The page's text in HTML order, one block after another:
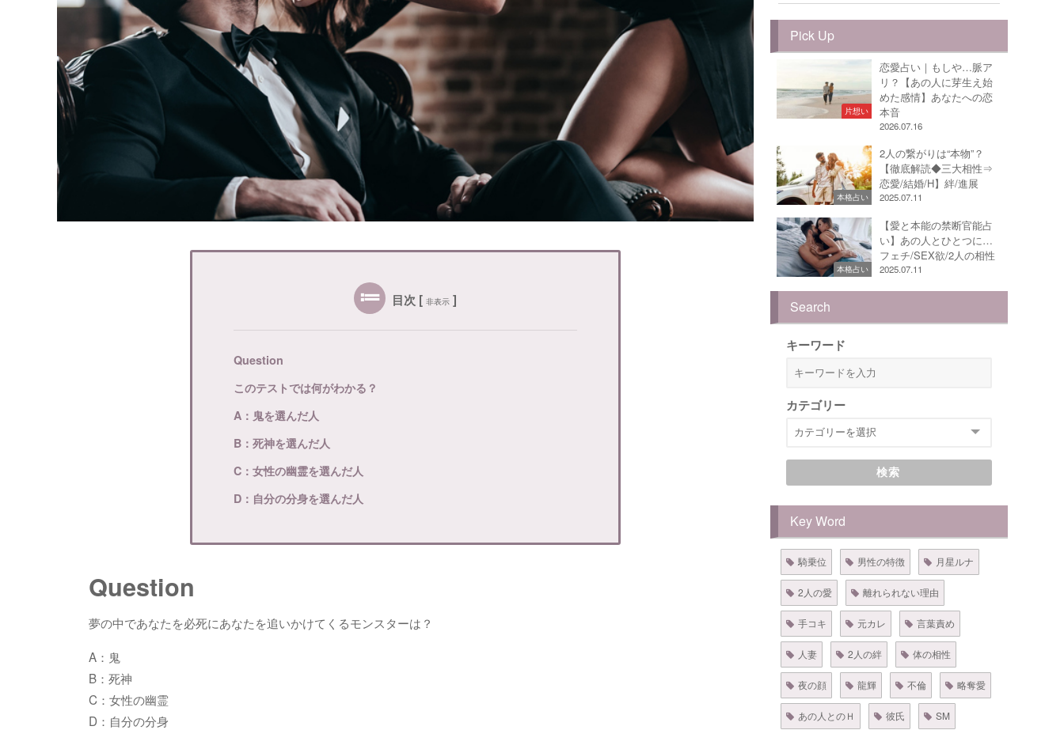
目次 [ 非表示 ]
Question
このテストでは何がわかる？
A：鬼を選んだ人
B：死神を選んだ人
C：女性の幽霊を選んだ人
D：自分の分身を選んだ人
Question
夢の中であなたを必死にあなたを追いかけてくるモンスターは？
A：鬼
B：死神
C：女性の幽霊
D：自分の分身
Pick Up
片想い
恋愛占い｜もしや…脈ア
リ？【あの人に芽生え始
めた感情】あなたへの恋
本音
2026.07.16
本格占い
2人の繋がりは“本物”？
【徹底解読◆三大相性⇒
恋愛/結婚/H】絆/進展
2025.07.11
本格占い
【愛と本能の禁断官能占
い】あの人とひとつに…
フェチ/SEX欲/2人の相性
2025.07.11
Search
キーワード
カテゴリー
検索
Key Word
騎乗位 男性の特徴 月星ルナ
2人の愛 離れられない理由
手コキ 元カレ 言葉責め
人妻 2人の絆 体の相性
夜の顔 龍輝 不倫 略奪愛
あの人とのＨ 彼氏 SM